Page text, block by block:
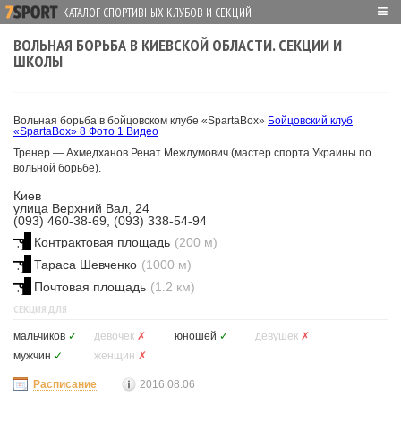
КАТАЛОГ СПОРТИВНЫХ КЛУБОВ И СЕКЦИЙ ≡
ВОЛЬНАЯ БОРЬБА В КИЕВСКОЙ ОБЛАСТИ. СЕКЦИИ И
ШКОЛЫ
Вольная борьба в бойцовском клубе «SpartaBox» Бойцовский клуб
«SpartaBox» 8 Фото 1 Видео
Тренер — Ахмедханов Ренат Межлумович (мастер спорта Украины по
вольной борьбе).
Киев
улица Верхний Вал, 24
(093) 460-38-69, (093) 338-54-94
Контрактовая площадь (200 м)
Тараса Шевченко (1000 м)
Почтовая площадь (1.2 км)
СЕКЦИЯ ДЛЯ
мальчиков ✓ девочек ✗ юношей ✓ девушек ✗
мужчин ✓ женщин ✗
Расписание 2016.08.06